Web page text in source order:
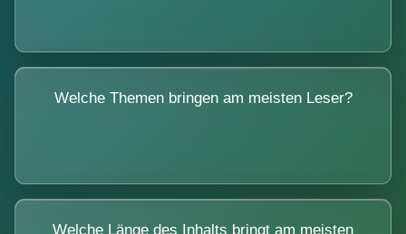
Welche Themen bringen am meisten Leser?
Welche Länge des Inhalts bringt am meisten